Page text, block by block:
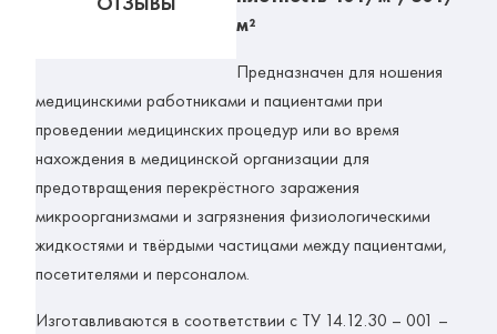
м²
Предназначен для ношения
медицинскими работниками и пациентами при
проведении медицинских процедур или во время
нахождения в медицинской организации для
предотвращения перекрёстного заражения
микроорганизмами и загрязнения физиологическими
жидкостями и твёрдыми частицами между пациентами,
посетителями и персоналом.
Изготавливаются в соответствии с ТУ 14.12.30 – 001 –